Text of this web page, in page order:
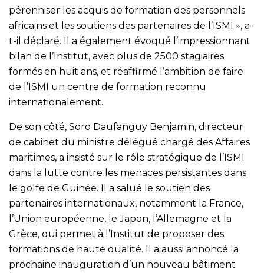
pérenniser les acquis de formation des personnels
africains et les soutiens des partenaires de l’ISMI », a-
t-il déclaré. Il a également évoqué l’impressionnant
bilan de l’Institut, avec plus de 2500 stagiaires
formés en huit ans, et réaffirmé l’ambition de faire
de l’ISMI un centre de formation reconnu
internationalement.
De son côté, Soro Daufanguy Benjamin, directeur
de cabinet du ministre délégué chargé des Affaires
maritimes, a insisté sur le rôle stratégique de l’ISMI
dans la lutte contre les menaces persistantes dans
le golfe de Guinée. Il a salué le soutien des
partenaires internationaux, notamment la France,
l’Union européenne, le Japon, l’Allemagne et la
Grèce, qui permet à l’Institut de proposer des
formations de haute qualité. Il a aussi annoncé la
prochaine inauguration d’un nouveau bâtiment